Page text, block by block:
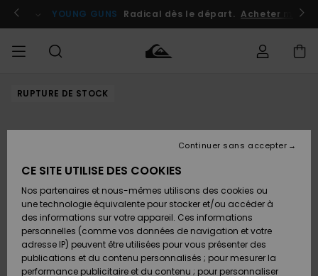
l'information
le
Se connecter / s'inscrire
YOUNG GUNS Radical dès le départ. Acheter
HOMME Vêtements
Chaussures
& Tongs
Surf
Vêtements
Chaussures
& Tongs
Surf
FEMME
Shop
A
Découvrir
Snow
SURF
Surf
Surf
Shop
Enfant
Highlights
SNOW
Snow
Snow
Shop
Enfant
Snow
Shop
Outlet
Enfant
Outlet
Femme
Accéder à
Retours
Paiement
Carte
RUPTURE DE STOCK
CE SITE UTILISE DES COOKIES
Nos partenaires et nous-mêmes utilisons des cookies ou
une technologie équivalente pour stocker et/ou accéder à
des informations sur votre appareil. Ces informations
personnelles (comme vos données de navigation et votre
adresse IP) peuvent être utilisées pour vous présenter des
publications et du contenu personnalisés ; pour mesurer la
performance publicitaire et du contenu ; pour personnaliser
Continuer sans accepter